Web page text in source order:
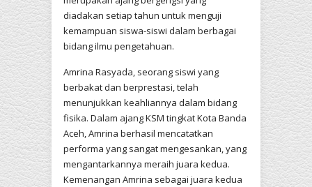
diadakan setiap tahun untuk menguji
kemampuan siswa-siswi dalam berbagai
bidang ilmu pengetahuan.
Amrina Rasyada, seorang siswi yang
berbakat dan berprestasi, telah
menunjukkan keahliannya dalam bidang
fisika. Dalam ajang KSM tingkat Kota Banda
Aceh, Amrina berhasil mencatatkan
performa yang sangat mengesankan, yang
mengantarkannya meraih juara kedua.
Kemenangan Amrina sebagai juara kedua